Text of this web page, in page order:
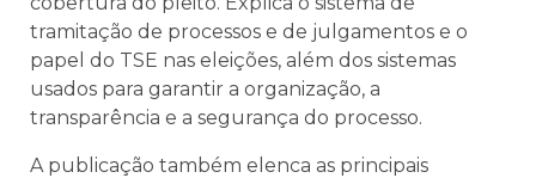
tramitação de processos e de julgamentos e o
papel do TSE nas eleições, além dos sistemas
usados para garantir a organização, a
transparência e a segurança do processo.
A publicação também elenca as principais